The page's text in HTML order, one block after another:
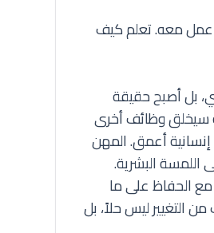
اعمل معه. تعلم كيف
بل أصبح حقيقة
سيخلق وظائف أخرى
إنسانية أعمق. المهن
اللمسة البشرية.
مع الحفاظ على ما
التغيير ليس حلاً، بل